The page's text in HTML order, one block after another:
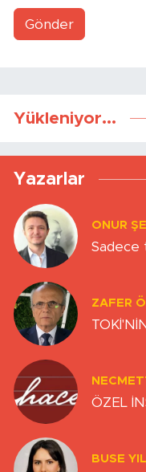
Gönder
Yükleniyor...
Yazarlar
ONUR
Sadece
ZAFER
ÖZEL
BUSE